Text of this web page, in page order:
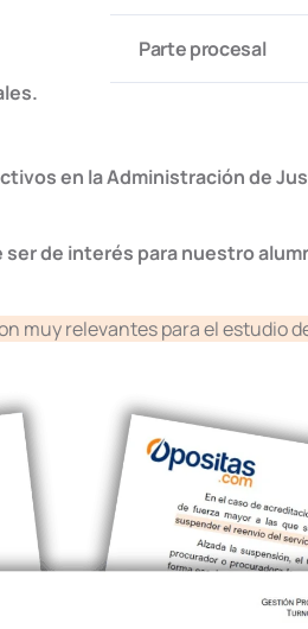
Parte procesal
en la Administración de
de interés para nuestro
muy relevantes para el estudio